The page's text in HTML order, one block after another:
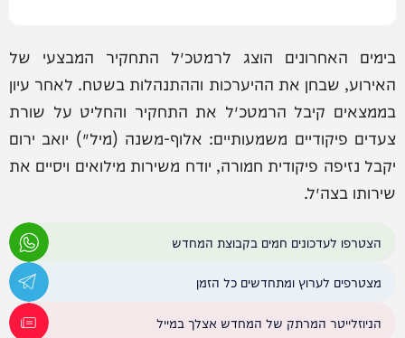
בימים האחרונים הוצג לרמטכ״ל התחקיר המבצעי של
האירוע, שבחן את ההיערכות וההתנהלות בשטח. לאחר עיון
בממצאים קיבל הרמטכ״ל את התחקיר והחליט על שורת
צעדים פיקודיים משמעותיים: אלוף-משנה (מיל׳) יואב ירום
יקבל נזיפה פיקודית חמורה, יודח משירות מילואים ויסיים את
שירותו בצה״ל.
הצטרפו לעדכונים חמים בקבוצת המחדש
מצטרפים לערוץ ומתחדשים כל הזמן
הניוזלייטר המרתק של המחדש אצלך במייל